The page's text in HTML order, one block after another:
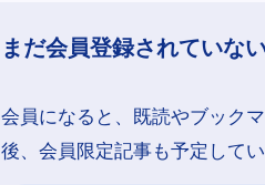
まだ会員登録されていな
会員になると、既読やブック
後、会員限定記事も予定して